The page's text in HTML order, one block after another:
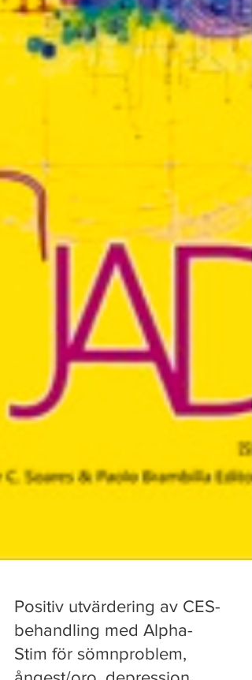
Positiv utvärdering av CES-
behandling med Alpha-